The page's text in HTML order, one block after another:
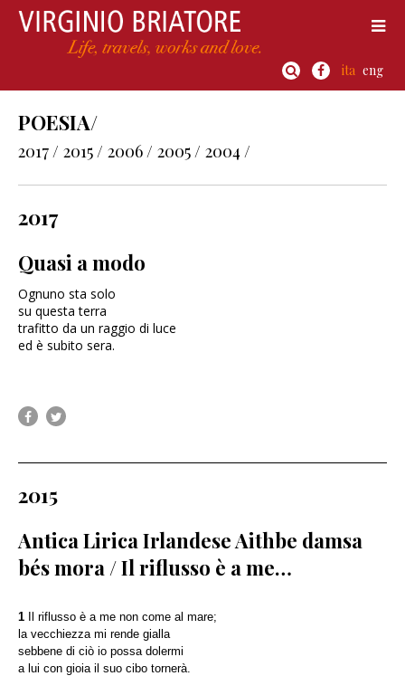
ita eng
POESIA/
2017 / 2015 / 2006 / 2005 / 2004 /
2017
Quasi a modo
Ognuno sta solo
su questa terra
trafitto da un raggio di luce
ed è subito sera.
2015
Antica Lirica Irlandese Aithbe damsa
bés mora / Il riflusso è a me…
1 Il riflusso è a me non come al mare;
la vecchiezza mi rende gialla
sebbene di ciò io possa dolermi
a lui con gioia il suo cibo tornerà.